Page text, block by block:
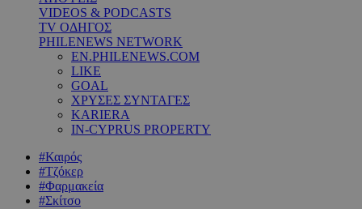
VIDEOS & PODCASTS
TV ΟΔΗΓΟΣ
PHILENEWS NETWORK
EN.PHILENEWS.COM
LIKE
GOAL
ΧΡΥΣΕΣ ΣΥΝΤΑΓΕΣ
KARIERA
IN-CYPRUS PROPERTY
#Καιρός
#Τζόκερ
#Φαρμακεία
#Σκίτσο